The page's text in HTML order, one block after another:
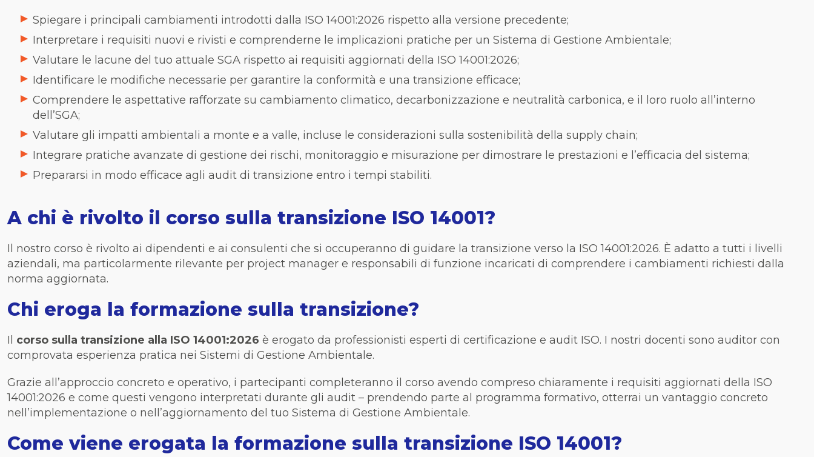
Spiegare i principali cambiamenti introdotti dalla ISO 14001:2026 rispetto alla versione precedente;
Interpretare i requisiti nuovi e rivisti e comprenderne le implicazioni pratiche per un Sistema di Gestione Ambientale;
Valutare le lacune del tuo attuale SGA rispetto ai requisiti aggiornati della ISO 14001:2026;
Identificare le modifiche necessarie per garantire la conformità e una transizione efficace;
Comprendere le aspettative rafforzate su cambiamento climatico, decarbonizzazione e neutralità carbonica, e il loro ruolo all’interno
dell’SGA;
Valutare gli impatti ambientali a monte e a valle, incluse le considerazioni sulla sostenibilità della supply chain;
Integrare pratiche avanzate di gestione dei rischi, monitoraggio e misurazione per dimostrare le prestazioni e l’efficacia del sistema;
Prepararsi in modo efficace agli audit di transizione entro i tempi stabiliti.
A chi è rivolto il corso sulla transizione ISO 14001?
Il nostro corso è rivolto ai dipendenti e ai consulenti che si occuperanno di guidare la transizione verso la ISO 14001:2026. È adatto a tutti i livelli
aziendali, ma particolarmente rilevante per project manager e responsabili di funzione incaricati di comprendere i cambiamenti richiesti dalla
norma aggiornata.
Chi eroga la formazione sulla transizione?
Il corso sulla transizione alla ISO 14001:2026 è erogato da professionisti esperti di certificazione e audit ISO. I nostri docenti sono auditor con
comprovata esperienza pratica nei Sistemi di Gestione Ambientale.
Grazie all’approccio concreto e operativo, i partecipanti completeranno il corso avendo compreso chiaramente i requisiti aggiornati della ISO
14001:2026 e come questi vengono interpretati durante gli audit – prendendo parte al programma formativo, otterrai un vantaggio concreto
nell’implementazione o nell’aggiornamento del tuo Sistema di Gestione Ambientale.
Come viene erogata la formazione sulla transizione ISO 14001?